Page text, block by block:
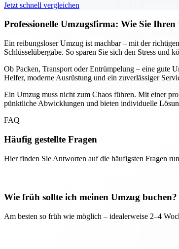
Jetzt schnell vergleichen
Professionelle Umzugsfirma: Wie Sie
Ein reibungsloser Umzug ist machbar – mit der
Schlüsselübergabe. So sparen Sie sich den Stress und
Ob Packen, Transport oder Entrümpelung – eine gute
Helfer, moderne Ausrüstung und ein zuverlässiger
Ein Umzug muss nicht zum Chaos führen. Mit einer
pünktliche Abwicklungen und bieten individuelle
FAQ
Häufig gestellte Fragen
Hier finden Sie Antworten auf die häufigsten Fragen
Wie früh sollte ich meinen Umzug buchen?
Am besten so früh wie möglich – idealerweise 2–4